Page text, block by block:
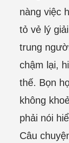
nàng việc
tỏ vẻ lý
trung
chậm lại,
thế. Bọn
không
phải nói
Câu